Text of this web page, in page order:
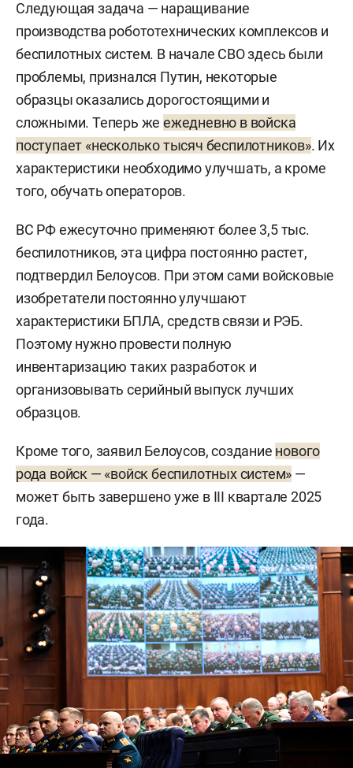
Следующая задача — наращивание
производства робототехнических комплексов и
беспилотных систем. В начале СВО здесь были
проблемы, признался Путин, некоторые
образцы оказались дорогостоящими и
сложными. Теперь жеежедневно в войска
поступает «несколько тысяч беспилотников». Их
характеристики необходимо улучшать, а кроме
того, обучать операторов.
ВС РФ ежесуточно применяют более 3,5 тыс.
беспилотников, эта цифра постоянно растет,
подтвердил Белоусов. При этом сами войсковые
изобретатели постоянно улучшают
характеристики БПЛА, средств связи и РЭБ.
Поэтому нужно провести полную
инвентаризацию таких разработок и
организовывать серийный выпуск лучших
образцов.
Кроме того, заявил Белоусов, создание нового
рода войск — «войск беспилотных систем» —
может быть завершено уже в III квартале 2025
года.